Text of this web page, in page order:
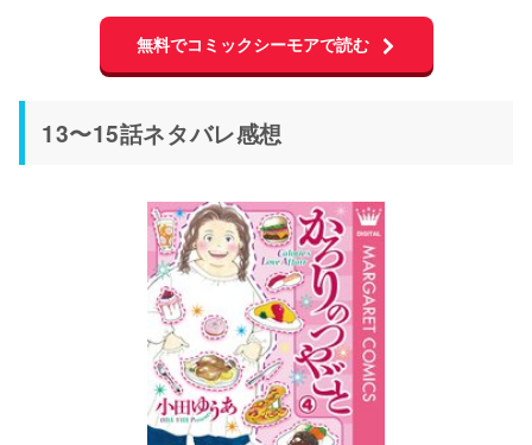
無料でコミックシーモアで読む
13〜15話ネタバレ感想